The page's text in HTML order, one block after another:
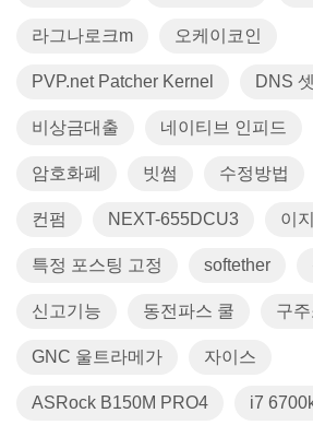
라그나로크m 오케이코인
PVP.net Patcher Kernel DNS
비상금대출 네이티브 인피드
암호화폐 빗썸 수정방법
컨펌 NEXT-655DCU3 이
특정 포스팅 고정 softether
신고기능 동전파스 쿨 구
GNC 울트라메가 자이스
ASRock B150M PRO4 i7